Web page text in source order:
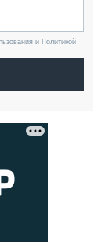
и Политикой